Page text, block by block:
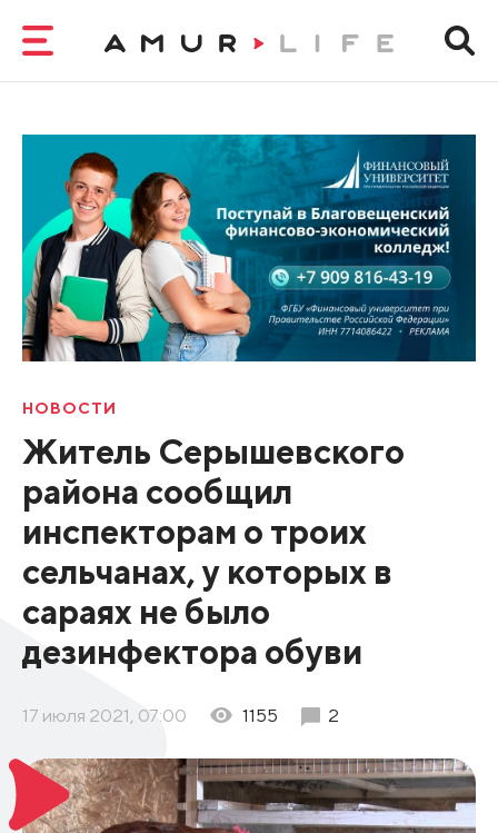
НОВОСТИ
Житель Серышевского
района сообщил
инспекторам о троих
сельчанах, у которых в
сараях не было
дезинфектора обуви
17 июля 2021, 07:00 1155 2